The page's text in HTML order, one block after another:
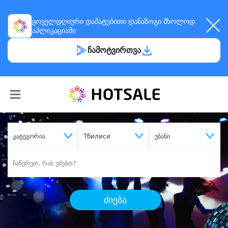
ყოველდღიური დამატებითი დანაზოგი მხოლოდ
აპლიკაციაში
ჩამოტვირთვა
კატეგორია Тбилиси უბანი
ძიება
შეიძინე სასურველი მომსახურება